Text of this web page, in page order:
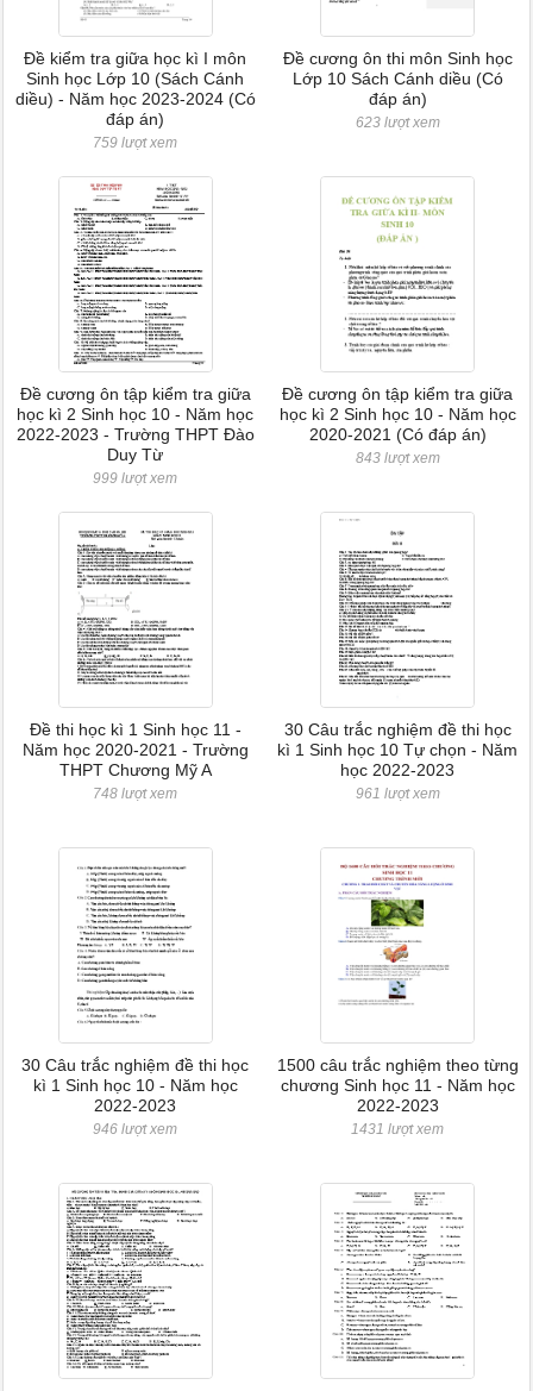
Đề kiểm tra giữa học kì I môn
Sinh học Lớp 10 (Sách Cánh
diều) - Năm học 2023-2024 (Có
đáp án)
759 lượt xem
Đề cương ôn thi môn Sinh học
Lớp 10 Sách Cánh diều (Có
đáp án)
623 lượt xem
Đề cương ôn tập kiểm tra giữa
học kì 2 Sinh học 10 - Năm học
2022-2023 - Trường THPT Đào
Duy Từ
999 lượt xem
Đề cương ôn tập kiểm tra giữa
học kì 2 Sinh học 10 - Năm học
2020-2021 (Có đáp án)
843 lượt xem
Đề thi học kì 1 Sinh học 11 -
Năm học 2020-2021 - Trường
THPT Chương Mỹ A
748 lượt xem
30 Câu trắc nghiệm đề thi học
kì 1 Sinh học 10 Tự chọn - Năm
học 2022-2023
961 lượt xem
30 Câu trắc nghiệm đề thi học
kì 1 Sinh học 10 - Năm học
2022-2023
946 lượt xem
1500 câu trắc nghiệm theo từng
chương Sinh học 11 - Năm học
2022-2023
1431 lượt xem